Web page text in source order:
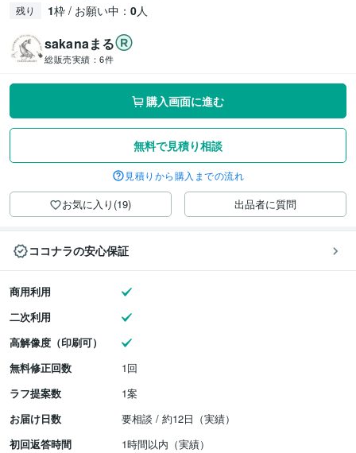
残り 1枠 / お願い中： 0人
sakanaまる
総販売実績： 6件
購入画面に進む
無料で見積り相談
見積りから購入までの流れ
お気に入り(19) 出品者に質問
ココナラの安心保証
商用利用
二次利用
高解像度（印刷可）
無料修正回数
1回
ラフ提案数
1案
お届け日数
要相談 / 約12日（実績）
初回返答時間
1時間以内（実績）